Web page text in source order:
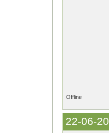
Offline
22-06-